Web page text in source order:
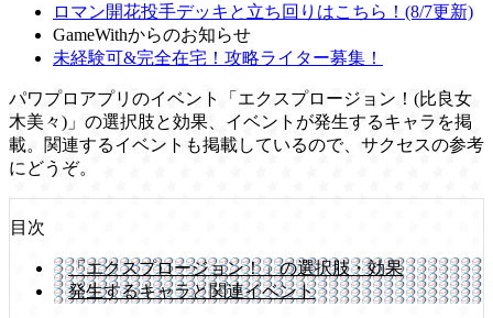
ロマン開花投手デッキと立ち回りはこちら！(8/7更新)
GameWithからのお知らせ
未経験可&完全在宅！攻略ライター募集！
パワプロアプリのイベント「エクスプロージョン！(比良女
木美々)」の選択肢と効果、イベントが発生するキャラを掲
載。関連するイベントも掲載しているので、サクセスの参考
にどうぞ。
目次
「エクスプロージョン！」の選択肢・効果
発生するキャラと関連イベント